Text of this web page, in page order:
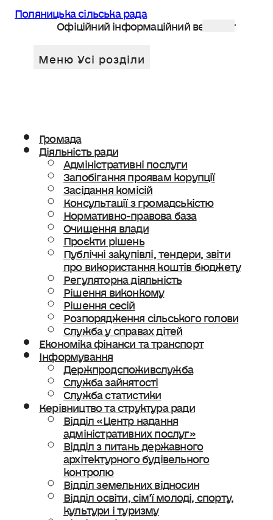
Поляницька сільська рада
Офіційний інформаційний веб сайт
Громада
Діяльність ради
Адміністративні послуги
Запобігання проявам корупції
Засідання комісій
Консультації з громадськістю
Нормативно-правова база
Очищення влади
Проєкти рішень
Публічні закупівлі, тендери, звіти
про використання коштів бюджету
Регуляторна діяльність
Рішення виконкому
Рішення сесій
Розпорядження сільського голови
Служба у справах дітей
Економіка фінанси та транспорт
Інформування
Держпродспоживслужба
Служба зайнятості
Служба статистики
Керівництво та структура ради
Відділ «Центр надання
адміністративних послуг»
Відділ з питань державного
архітектурного будівельного
контролю
Відділ земельних відносин
Відділ освіти, сімʼї молоді, спорту,
культури і туризму